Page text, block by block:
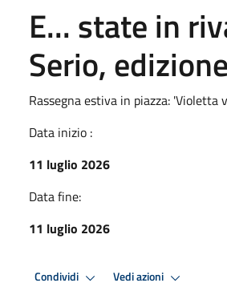
E... state in
Serio,
Rassegna estiva in piazza: 'Violetta
Data inizio :
11 luglio 2026
Data fine:
11 luglio 2026
Condividi Vedi azioni